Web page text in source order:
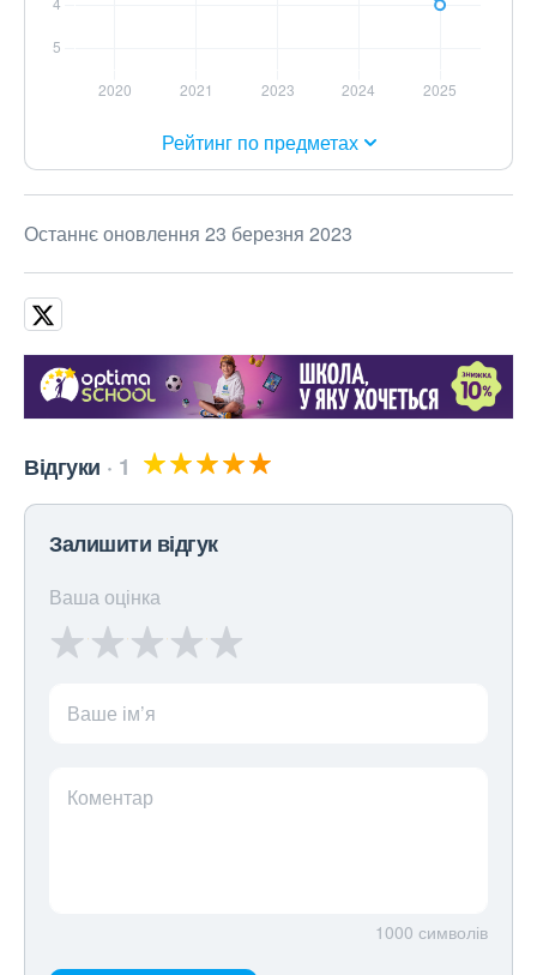
Рейтинг по предметах
Останнє оновлення 23 березня 2023
Відгуки 1
Залишити відгук
Ваша оцінка
Ваше ім’я
Коментар
1000 символів